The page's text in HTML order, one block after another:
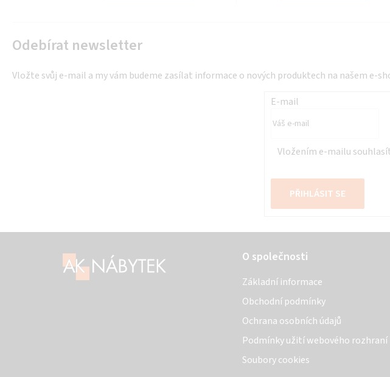
Odebírat newsletter
Vložte svůj e-mail a my vám budeme zasílat informace o nových produktech na našem e-
E-mail
Vložením e-mailu
PŘIHLÁSIT SE
O společnosti
Základní informace
Obchodní podmínky
Ochrana osobních údajů
Podmínky užití webového rozhraní
Soubory cookies